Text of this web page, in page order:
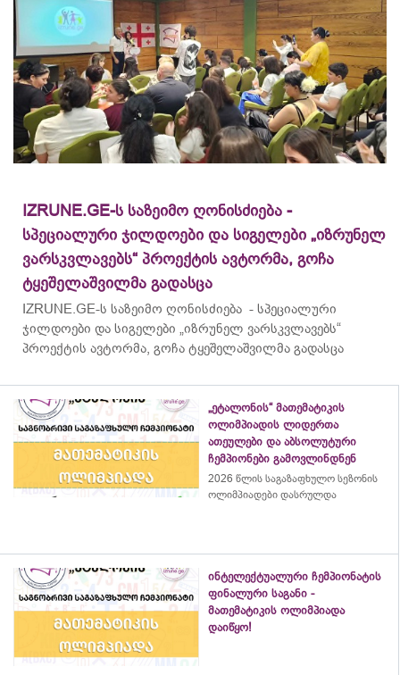
IZRUNE.GE-ს საზეიმო ღონისძიება -
სპეციალური ჯილდოები და სიგელები „იზრუნელ
ვარსკვლავებს“ პროექტის ავტორმა, გოჩა
ტყეშელაშვილმა გადასცა
IZRUNE.GE-ს საზეიმო ღონისძიება - სპეციალური
ჯილდოები და სიგელები „იზრუნელ ვარსკვლავებს“
პროექტის ავტორმა, გოჩა ტყეშელაშვილმა გადასცა
„ეტალონის“ მათემატიკის
ოლიმპიადის ლიდერთა
ათეულები და აბსოლუტური
ჩემპიონები გამოვლინდნენ
2026 წლის საგაზაფხულო სეზონის
ოლიმპიადები დასრულდა
ინტელექტუალური ჩემპიონატის
ფინალური საგანი -
მათემატიკის ოლიმპიადა
დაიწყო!